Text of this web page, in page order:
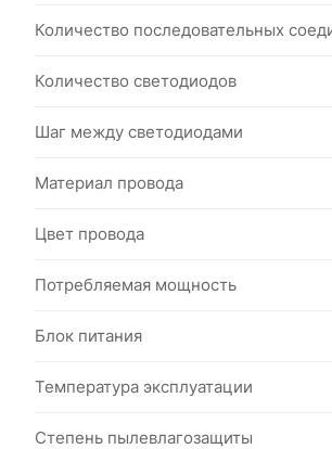
Количество последовательных
Количество светодиодов
Шаг между светодиодами
Материал провода
Цвет провода
Потребляемая мощность
Блок питания
Температура эксплуатации
Степень пылевлагозащиты